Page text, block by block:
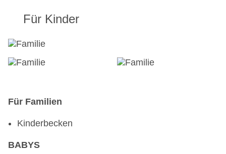
Für Kinder
Für Familien
Kinderbecken
BABYS